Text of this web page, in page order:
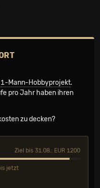
1-Mann-Hobbyprojekt.
pro Jahr haben ihren
zu decken?
Ziel bis 31.08.: EUR 1200
jetzt